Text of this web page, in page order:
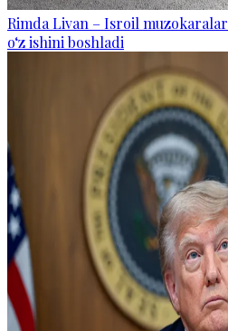
Rimda Livan – Isroil
o‘z ishini boshladi